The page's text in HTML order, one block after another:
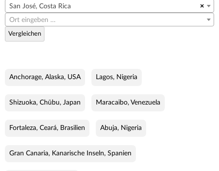
×
San José, Costa Rica
Ort eingeben …
Vergleichen
Anchorage, Alaska, USA Lagos, Nigeria
Shizuoka, Chūbu, Japan Maracaibo, Venezuela
Fortaleza, Ceará, Brasilien Abuja, Nigeria
Gran Canaria, Kanarische Inseln, Spanien